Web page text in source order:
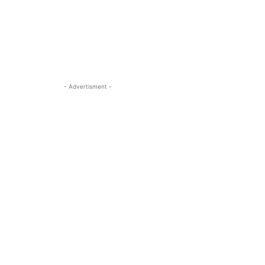
- Advertisment -